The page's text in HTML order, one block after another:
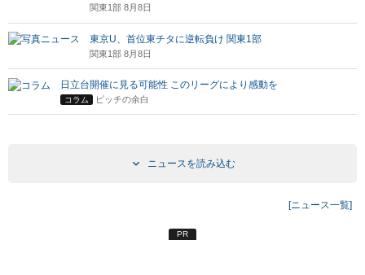
関東1部 8月8日
東京U、首位東チタに逆転負け 関東1部
関東1部 8月8日
日立台開催に見る可能性 このリーグにより感動を
コラム ピッチの余白
ニュースを読み込む
[ニュース一覧]
PR